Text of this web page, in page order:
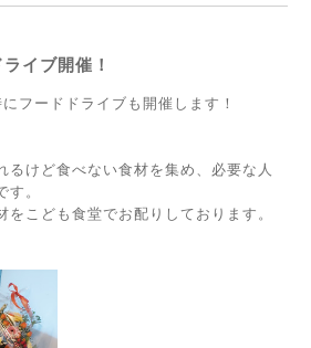
イブ開催！
フードドライブも開催します！
るけど食べない食材を集め、必要な人
。
をこども食堂でお配りしております。